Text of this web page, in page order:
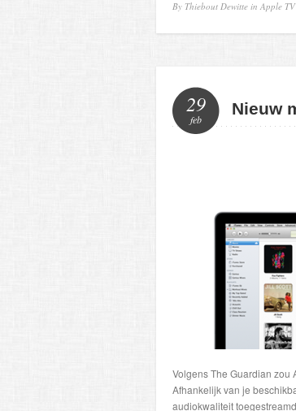
By Thiebout Dewitte in Apple TV
29
feb
Nieuw
Volgens The Guardian zou
Afhankelijk van je
audiokwaliteit